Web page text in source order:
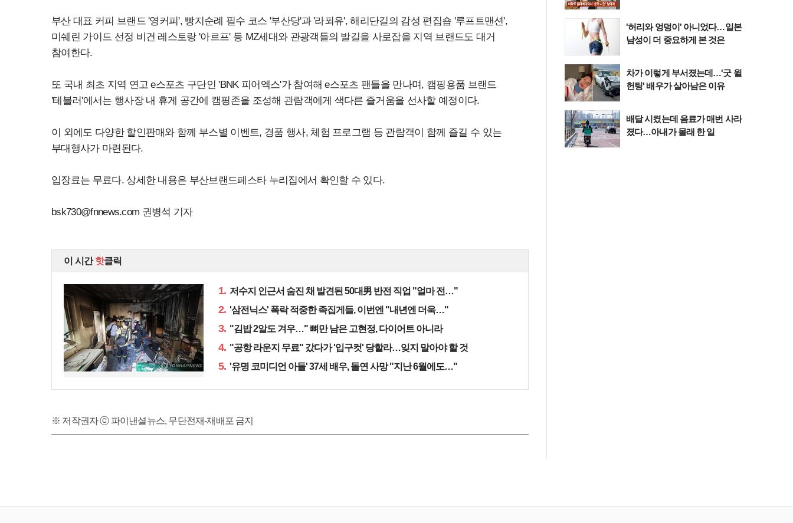
부산 대표 커피 브랜드 '영커피', 빵지순례 필수 코스 '부산당'과 '라푀유', 해리단길의 감성 편집숍 '루프트맨션',
미쉐린 가이드 선정 비건 레스토랑 '아르프' 등 MZ세대와 관광객들의 발길을 사로잡을 지역 브랜드도 대거
참여한다.
또 국내 최초 지역 연고 e스포츠 구단인 'BNK 피어엑스'가 참여해 e스포츠 팬들을 만나며, 캠핑용품 브랜드
'테블러'에서는 행사장 내 휴게 공간에 캠핑존을 조성해 관람객에게 색다른 즐거움을 선사할 예정이다.
이 외에도 다양한 할인판매와 함께 부스별 이벤트, 경품 행사, 체험 프로그램 등 관람객이 함께 즐길 수 있는
부대행사가 마련된다.
입장료는 무료다. 상세한 내용은 부산브랜드페스타 누리집에서 확인할 수 있다.
bsk730@fnnews.com 권병석 기자
이 시간핫클릭
1. 저수지 인근서 숨진 채 발견된 50대男 반전 직업 "얼마 전…"
2. '삼전닉스' 폭락 적중한 족집게들, 이번엔 "내년엔 더욱…"
3. "김밥 2알도 겨우…" 뼈만 남은 고현정, 다이어트 아니라
4. "공항 라운지 무료" 갔다가 '입구컷' 당할라…잊지 말아야 할 것
5. '유명 코미디언 아들' 37세 배우, 돌연 사망 "지난 6월에도…"
※ 저작권자 ⓒ 파이낸셜뉴스, 무단전재-재배포 금지
'허리와 엉덩이' 아니었다…일본
남성이 더 중요하게 본 것은
차가 이렇게 부서졌는데…'굿 윌
헌팅' 배우가 살아남은 이유
배달 시켰는데 음료가 매번 사라
졌다…아내가 몰래 한 일